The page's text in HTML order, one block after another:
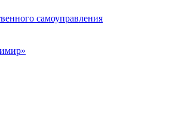
самоуправления